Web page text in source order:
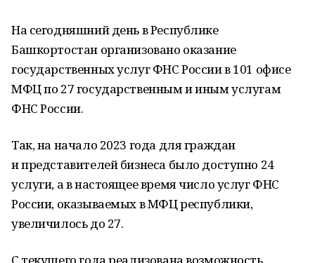
На сегодняшний день в Республике
Башкортостан организовано оказание
государственных услуг ФНС России в 101 офисе
МФЦ по 27 государственным и иным услугам
ФНС России.
Так, на начало 2023 года для граждан
и представителей бизнеса было доступно 24
услуги, а в настоящее время число услуг ФНС
России, оказываемых в МФЦ республики,
увеличилось до 27.